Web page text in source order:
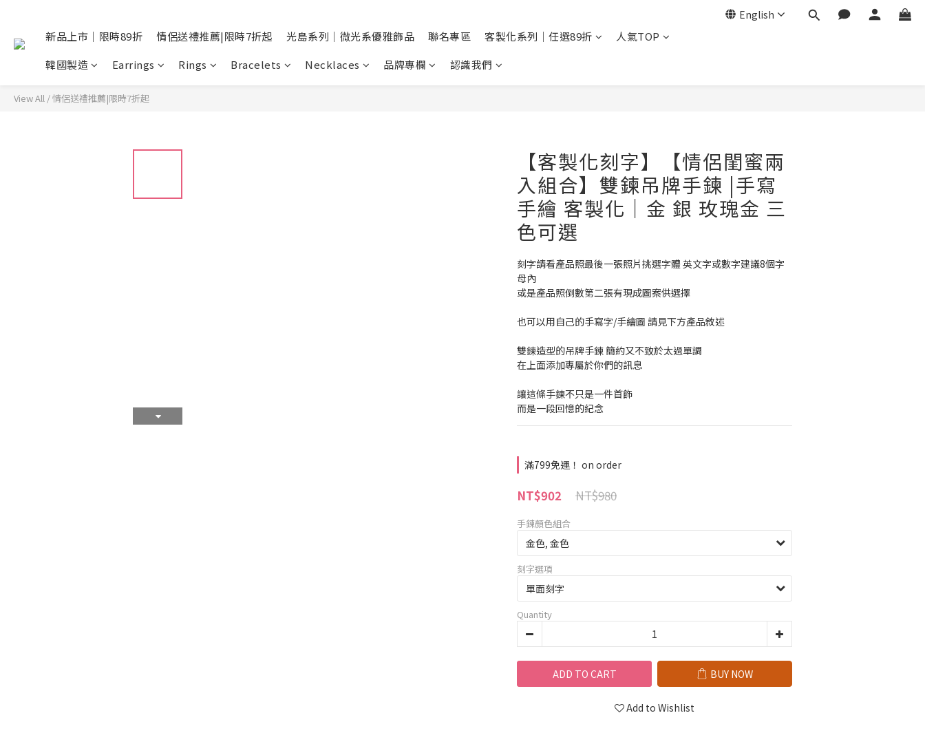
English
新品上市｜限時89折 情侶送禮推薦|限時7折起 光島系列｜微光系優雅飾品 聯名專區 客製化系列｜任選89折
人氣TOP
韓國製造
Earrings Rings Bracelets Necklaces 品牌專欄 認識我們
View All /情侶送禮推薦|限時7折起
【客製化刻字】【情侶閨蜜兩
入組合】雙鍊吊牌手鍊 |手寫
手繪 客製化｜金 銀 玫瑰金 三
色可選
刻字請看產品照最後一張照片挑選字體 英文字或數字建議8個字
母內
或是產品照倒數第二張有現成圖案供選擇
也可以用自己的手寫字/手繪圖 請見下方產品敘述
雙鍊造型的吊牌手鍊 簡約又不致於太過單調
在上面添加專屬於你們的訊息
讓這條手鍊不只是一件首飾
而是一段回憶的紀念
滿799免運！ on order
NT$980
NT$902
手鍊顏色組合
刻字選項
Quantity
ADD TO CART BUY NOW
Add to Wishlist